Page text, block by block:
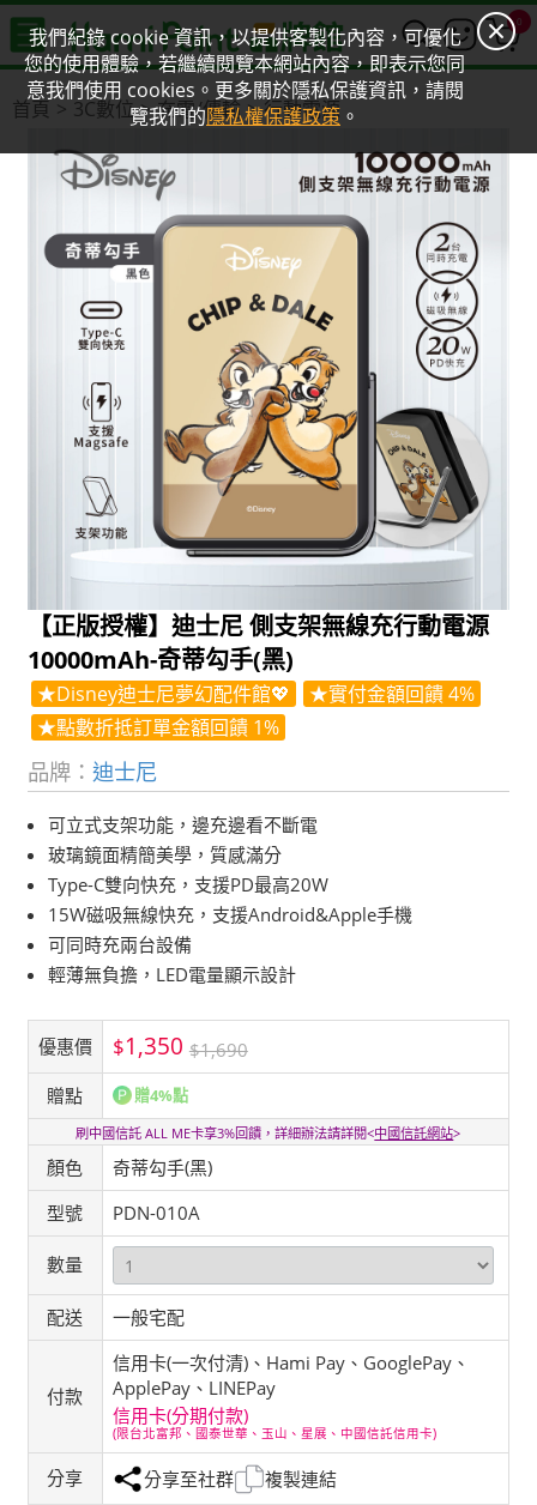
我們紀錄 cookie 資訊，以提供客製化內容，可優化
您的使用體驗，若繼續閱覽本網站內容，即表示您同
意我們使用 cookies。更多關於隱私保護資訊，請閱
覽我們的隱私權保護政策 。
0
首頁 3C數位 充電/傳輸 行動電源
【正版授權】迪士尼 側支架無線充行動電源
10000mAh-奇蒂勾手(黑)
★Disney迪士尼夢幻配件館💖
★實付金額回饋 4%
★點數折抵訂單金額回饋 1%
品牌： 迪士尼
可立式支架功能，邊充邊看不斷電
玻璃鏡面精簡美學，質感滿分
Type-C雙向快充，支援PD最高20W
15W磁吸無線快充，支援Android&Apple手機
可同時充兩台設備
輕薄無負擔，LED電量顯示設計
優惠價 $1,350 $1,690
贈點
贈4%點
刷中國信託 ALL ME卡享3%回饋，詳細辦法請詳閱<中國信託網站>
顏色
奇蒂勾手(黑)
型號
PDN-010A
數量
配送 一般宅配
付款
信用卡(一次付清)、Hami Pay、GooglePay、
ApplePay、LINEPay
信用卡(分期付款)
(限台北富邦、國泰世華、玉山、星展、中國信託信用卡)
分享 分享至社群 複製連結